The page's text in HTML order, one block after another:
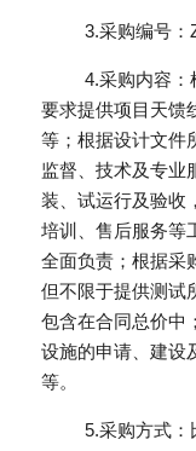
3.采购
要求提供项目天馈
等；根据设计文件
监督、技术及专业
装、试运行及验收
培训、售后服务等
全面负责；根据采
但不限于提供测试
包含在合同总价中
设施的申请、建设
等。
5.采